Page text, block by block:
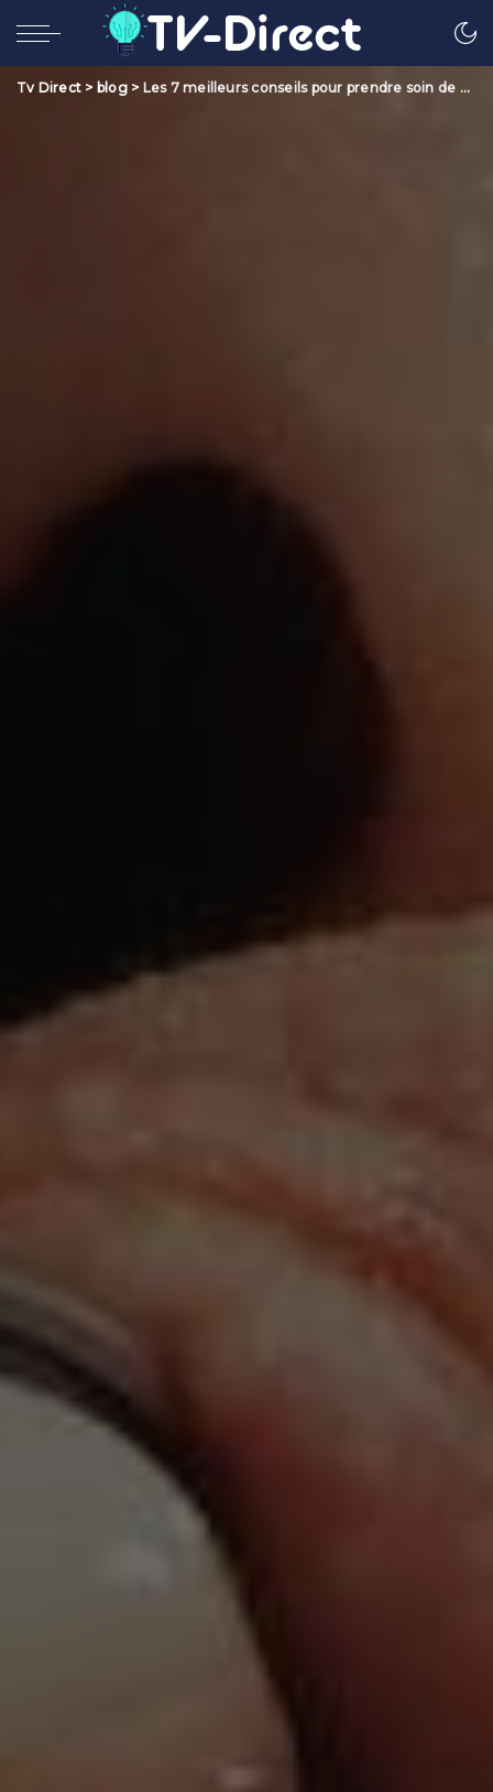
Tv Direct > blog> Les 7 meilleurs conseils pour prendre soin de vos dents du Dr Pierre Boucher, dentiste à Paris